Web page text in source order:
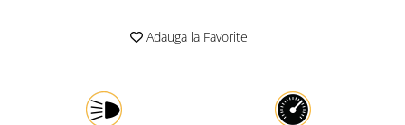
Tunuri de caldura si aeroteme
Adauga la Favorite